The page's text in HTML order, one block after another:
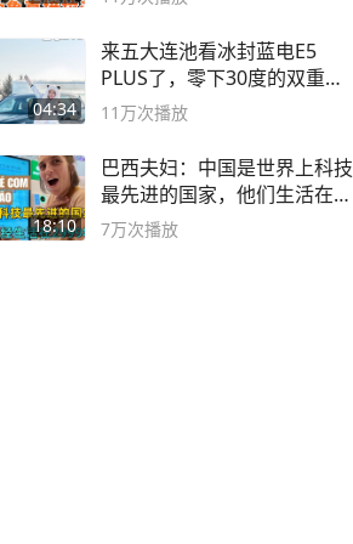
04:34
来五大连池看冰封蓝电E5
PLUS了，零下30度的双重冰
封40小时全录
11万次播放
18:10
巴西夫妇：中国是世界上科技
最先进的国家，他们生活在
2999年
7万次播放